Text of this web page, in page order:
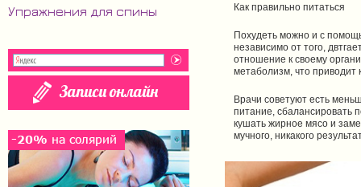
Упражнения для спины
Как правильно питаться
Похудеть можно и с
независимо от того,
отношение к своему
метаболизм, что приводит
Врачи советуют есть
питание, сбалансировать
кушать жирное мясо и
мучного, никакого